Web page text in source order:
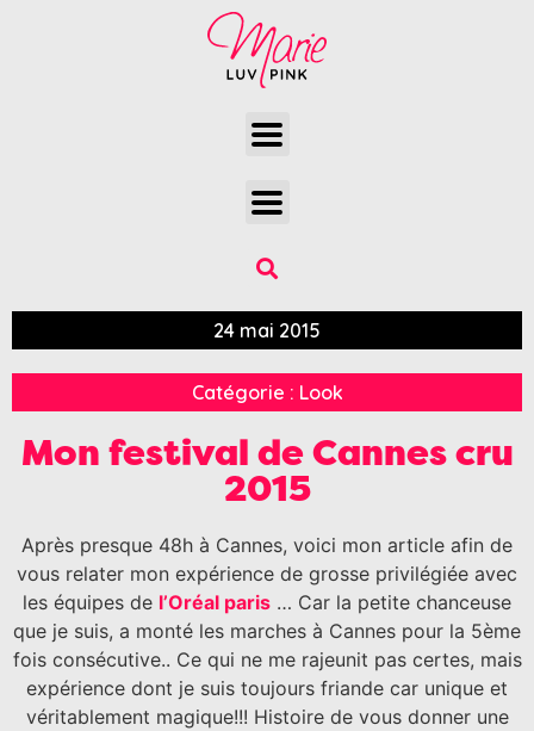
24 mai 2015
Catégorie : Look
Mon festival de Cannes cru
2015
Après presque 48h à Cannes, voici mon article afin de
vous relater mon expérience de grosse privilégiée avec
les équipes de l’Oréal paris … Car la petite chanceuse
que je suis, a monté les marches à Cannes pour la 5ème
fois consécutive.. Ce qui ne me rajeunit pas certes, mais
expérience dont je suis toujours friande car unique et
véritablement magique!!! Histoire de vous donner une